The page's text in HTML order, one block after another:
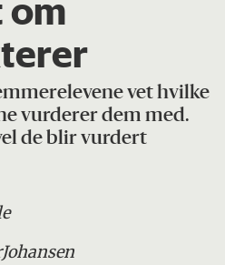
om
vet hvilke
vurderer dem med.
de blir vurdert
Johansen